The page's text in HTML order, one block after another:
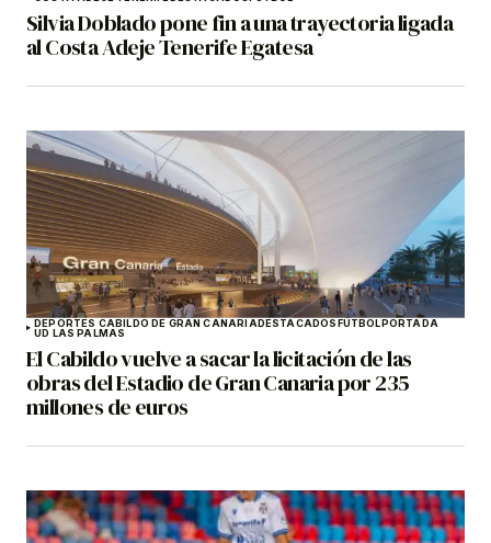
Silvia Doblado pone fin a una trayectoria ligada
al Costa Adeje Tenerife Egatesa
DEPORTES CABILDO DE GRAN CANARIADESTACADOSFÚTBOLPORTADA
UD LAS PALMAS
El Cabildo vuelve a sacar la licitación de las
obras del Estadio de Gran Canaria por 235
millones de euros